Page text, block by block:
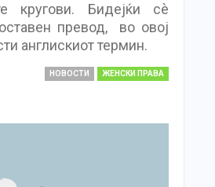
кругови. Бидејќи сè
превод, во овој
англискиот термин.
НОВОСТИ ЖЕНСКИ ПРАВА